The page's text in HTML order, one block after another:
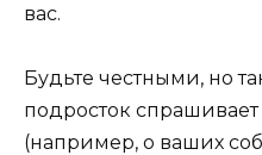
вас.
Будьте честными, но
подросток
(например, о ваших